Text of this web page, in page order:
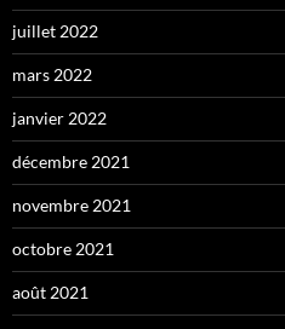
juillet 2022
mars 2022
janvier 2022
décembre 2021
novembre 2021
octobre 2021
août 2021